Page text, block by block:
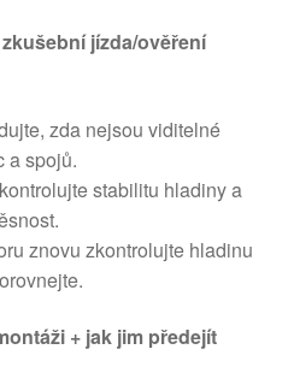
jízda/ověření
zda nejsou viditelné
a spojů.
stabilitu hladiny a
znovu zkontrolujte hladinu
+ jak jim předejít